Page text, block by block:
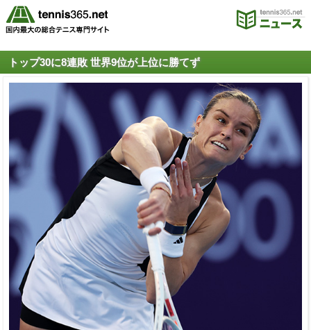
トップ30に8連敗 世界9位が上位に勝てず